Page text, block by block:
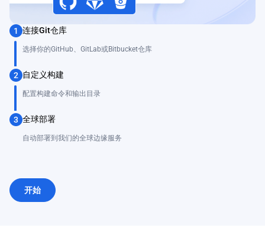
1 连接Git仓库
选择你的GitHub、GitLab或Bitbucket仓库
2 自定义构建
配置构建命令和输出目录
3 全球部署
自动部署到我们的全球边缘服务
开始